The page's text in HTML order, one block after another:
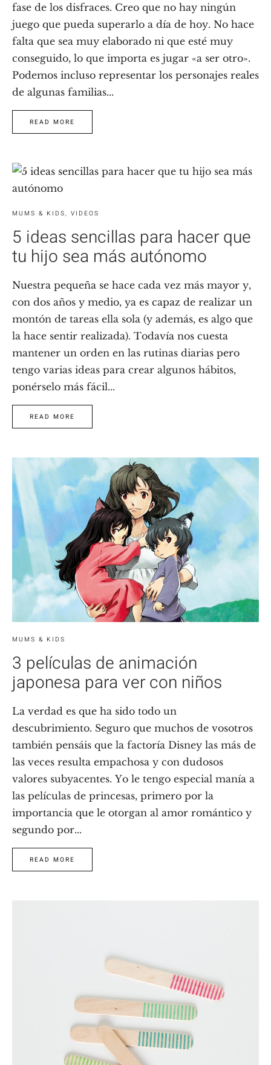
fase de los disfraces. Creo que no hay ningún
juego que pueda superarlo a día de hoy. No hace
falta que sea muy elaborado ni que esté muy
conseguido, lo que importa es jugar «a ser otro».
Podemos incluso representar los personajes reales
de algunas familias...
READ MORE
MUMS & KIDS, VIDEOS
5 ideas sencillas para hacer que
tu hijo sea más autónomo
Nuestra pequeña se hace cada vez más mayor y,
con dos años y medio, ya es capaz de realizar un
montón de tareas ella sola (y además, es algo que
la hace sentir realizada). Todavía nos cuesta
mantener un orden en las rutinas diarias pero
tengo varias ideas para crear algunos hábitos,
ponérselo más fácil...
READ MORE
MUMS & KIDS
3 películas de animación
japonesa para ver con niños
La verdad es que ha sido todo un
descubrimiento. Seguro que muchos de vosotros
también pensáis que la factoría Disney las más de
las veces resulta empachosa y con dudosos
valores subyacentes. Yo le tengo especial manía a
las películas de princesas, primero por la
importancia que le otorgan al amor romántico y
segundo por...
READ MORE